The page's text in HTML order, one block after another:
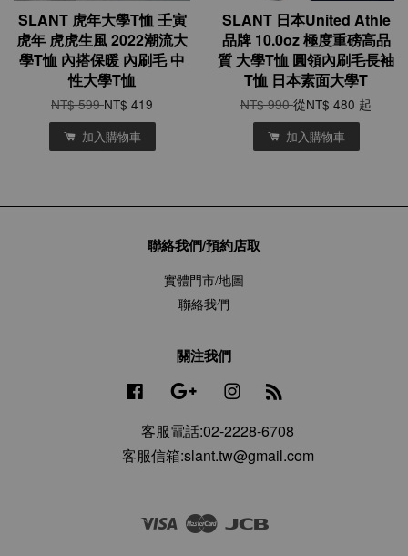
SLANT 虎年大學T恤 壬寅
虎年 虎虎生風 2022潮流大
學T恤 內搭保暖 內刷毛 中
性大學T恤
NT$ 599NT$ 419
加入購物車
SLANT 日本United Athle
品牌 10.0oz 極度重磅高品
質 大學T恤 圓領內刷毛長袖
T恤 日本素面大學T
NT$ 990從NT$ 480 起
加入購物車
聯絡我們/預約店取
實體門市/地圖
聯絡我們
關注我們
Facebook Google Instagram
客服電話:02-2228-6708
客服信箱:slant.tw@gmail.com
Visa Master